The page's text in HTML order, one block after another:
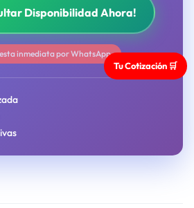
Disponibilidad Ahora!
inmediata por WhatsApp
Tu Cotización 🛒